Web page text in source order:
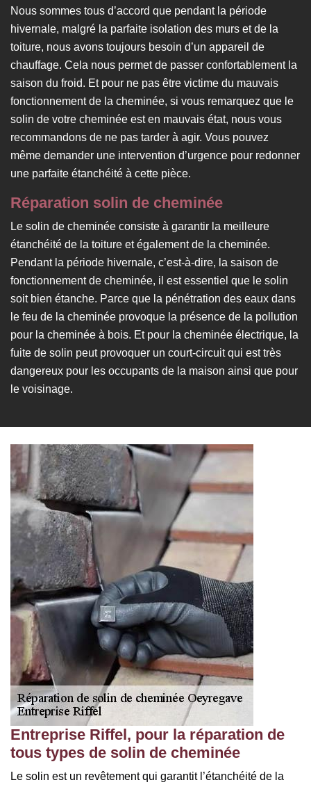
Nous sommes tous d’accord que pendant la période
hivernale, malgré la parfaite isolation des murs et de la
toiture, nous avons toujours besoin d’un appareil de
chauffage. Cela nous permet de passer confortablement la
saison du froid. Et pour ne pas être victime du mauvais
fonctionnement de la cheminée, si vous remarquez que le
solin de votre cheminée est en mauvais état, nous vous
recommandons de ne pas tarder à agir. Vous pouvez
même demander une intervention d’urgence pour redonner
une parfaite étanchéité à cette pièce.
Réparation solin de cheminée
Le solin de cheminée consiste à garantir la meilleure
étanchéité de la toiture et également de la cheminée.
Pendant la période hivernale, c’est-à-dire, la saison de
fonctionnement de cheminée, il est essentiel que le solin
soit bien étanche. Parce que la pénétration des eaux dans
le feu de la cheminée provoque la présence de la pollution
pour la cheminée à bois. Et pour la cheminée électrique, la
fuite de solin peut provoquer un court-circuit qui est très
dangereux pour les occupants de la maison ainsi que pour
le voisinage.
Entreprise Riffel, pour la réparation de
tous types de solin de cheminée
Le solin est un revêtement qui garantit l’étanchéité de la